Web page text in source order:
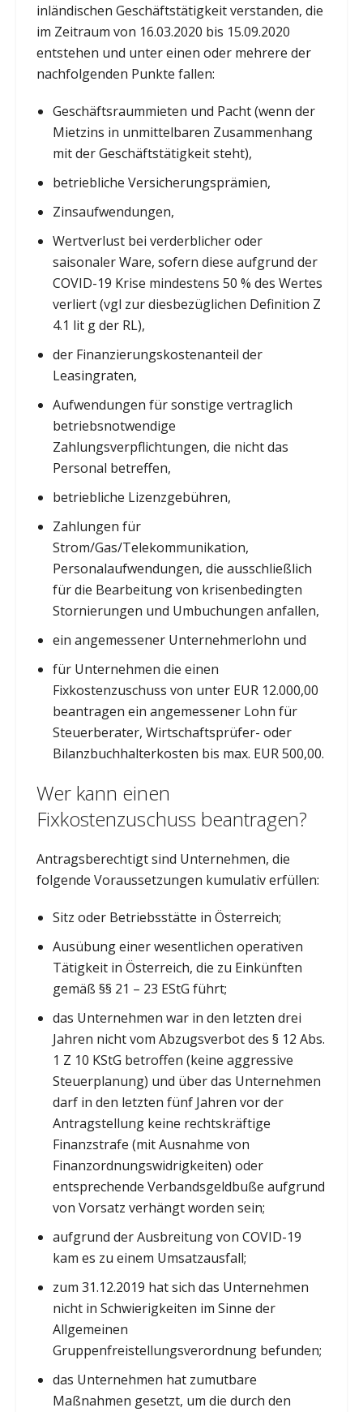
inländischen Geschäftstätigkeit verstanden, die
im Zeitraum von 16.03.2020 bis 15.09.2020
entstehen und unter einen oder mehrere der
nachfolgenden Punkte fallen:
Geschäftsraummieten und Pacht (wenn der
Mietzins in unmittelbaren Zusammenhang
mit der Geschäftstätigkeit steht),
betriebliche Versicherungsprämien,
Zinsaufwendungen,
Wertverlust bei verderblicher oder
saisonaler Ware, sofern diese aufgrund der
COVID-19 Krise mindestens 50 % des Wertes
verliert (vgl zur diesbezüglichen Definition Z
4.1 lit g der RL),
der Finanzierungskostenanteil der
Leasingraten,
Aufwendungen für sonstige vertraglich
betriebsnotwendige
Zahlungsverpflichtungen, die nicht das
Personal betreffen,
betriebliche Lizenzgebühren,
Zahlungen für
Strom/Gas/Telekommunikation,
Personalaufwendungen, die ausschließlich
für die Bearbeitung von krisenbedingten
Stornierungen und Umbuchungen anfallen,
ein angemessener Unternehmerlohn und
für Unternehmen die einen
Fixkostenzuschuss von unter EUR 12.000,00
beantragen ein angemessener Lohn für
Steuerberater, Wirtschaftsprüfer- oder
Bilanzbuchhalterkosten bis max. EUR 500,00.
Wer kann einen
Fixkostenzuschuss beantragen?
Antragsberechtigt sind Unternehmen, die
folgende Voraussetzungen kumulativ erfüllen:
Sitz oder Betriebsstätte in Österreich;
Ausübung einer wesentlichen operativen
Tätigkeit in Österreich, die zu Einkünften
gemäß §§ 21 – 23 EStG führt;
das Unternehmen war in den letzten drei
Jahren nicht vom Abzugsverbot des § 12 Abs.
1 Z 10 KStG betroffen (keine aggressive
Steuerplanung) und über das Unternehmen
darf in den letzten fünf Jahren vor der
Antragstellung keine rechtskräftige
Finanzstrafe (mit Ausnahme von
Finanzordnungswidrigkeiten) oder
entsprechende Verbandsgeldbuße aufgrund
von Vorsatz verhängt worden sein;
aufgrund der Ausbreitung von COVID-19
kam es zu einem Umsatzausfall;
zum 31.12.2019 hat sich das Unternehmen
nicht in Schwierigkeiten im Sinne der
Allgemeinen
Gruppenfreistellungsverordnung befunden;
das Unternehmen hat zumutbare
Maßnahmen gesetzt, um die durch den